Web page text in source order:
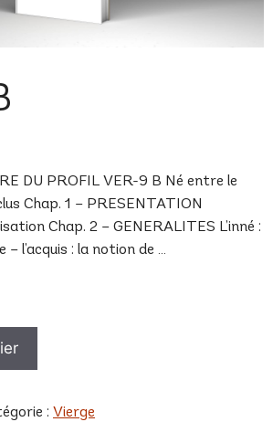
DU PROFIL VER-9 B Né entre le
Chap. 1 – PRESENTATION
Chap. 2 – GENERALITES L’inné :
– l’acquis : la notion de …
: Vierge